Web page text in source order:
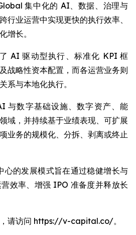
集中化的 AI、数据、治理与
行业运营中实现更快的执行效率、
增长。
AI 驱动型执行、标准化 KPI 框
战略性资本配置，而各运营业务则
系与本地化执行。
与数字基础设施、数字资产、能
域，并持续基于业绩表现、可扩展
业务的规模化、分拆、剥离或终止
的发展模式旨在通过稳健增长与
效率、增强 IPO 准备度并释放长
请访问 https://v-capital.co/。